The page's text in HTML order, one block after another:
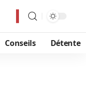
Conseils Détente